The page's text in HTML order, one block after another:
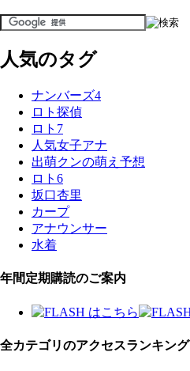
人気のタグ
ナンバーズ4
ロト探偵
ロト7
人気女子アナ
出萌クンの萌え予想
ロト6
坂口杏里
カープ
アナウンサー
水着
年間定期購読のご案内
全カテゴリのアクセスランキング